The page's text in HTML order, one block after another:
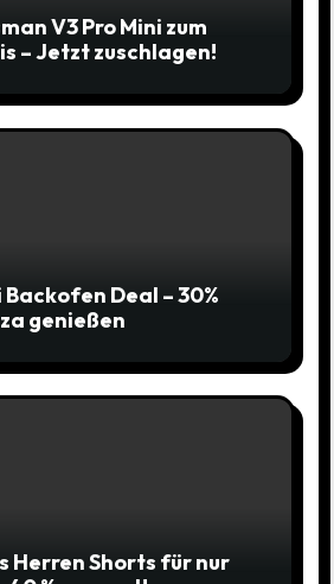
V3 Pro Mini zum
– Jetzt zuschlagen!
Deal – 30%
genießen
Herren Shorts für nur